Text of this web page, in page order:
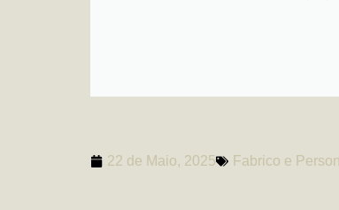
22 de Maio, 2025 Fabrico e